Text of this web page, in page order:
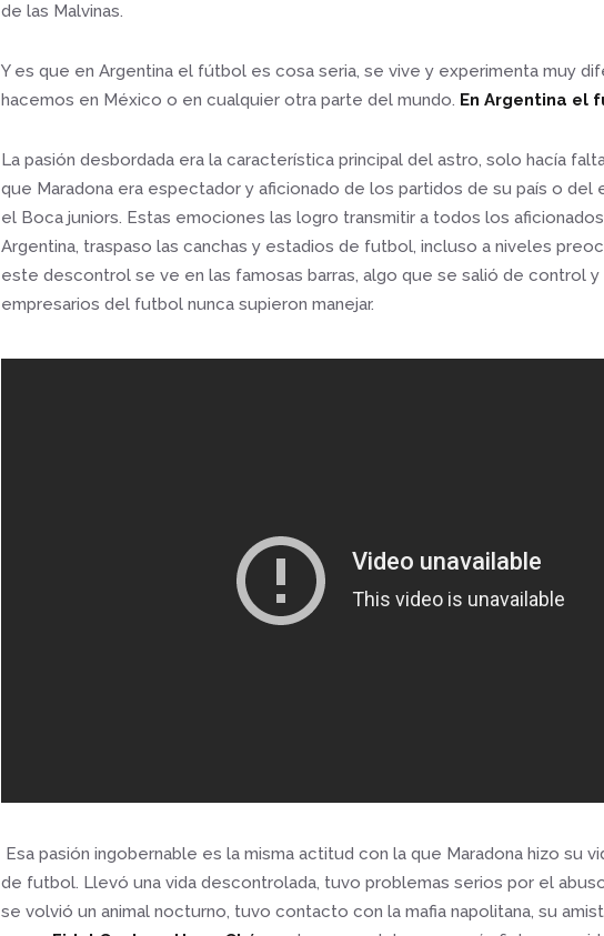
de las Malvinas.
Y es que en Argentina el fútbol es cosa seria, se vive y experimenta muy
hacemos en México o en cualquier otra parte del mundo. En Argentina el
La pasión desbordada era la característica principal del astro, solo hacía
que Maradona era espectador y aficionado de los partidos de su país o del
el Boca juniors. Estas emociones las logro transmitir a todos los
Argentina, traspaso las canchas y estadios de futbol, incluso a niveles
este descontrol se ve en las famosas barras, algo que se salió de control
empresarios del futbol nunca supieron manejar.
Esa pasión ingobernable es la misma actitud con la que Maradona hizo su
de futbol. Llevó una vida descontrolada, tuvo problemas serios por el
se volvió un animal nocturno, tuvo contacto con la mafia napolitana, su